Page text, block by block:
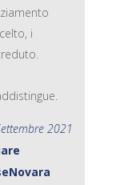
i
2021